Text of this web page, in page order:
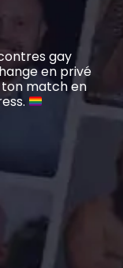
gay
en privé
match en